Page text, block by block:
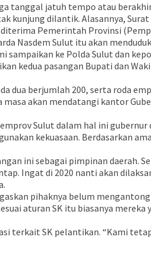
tanggal jatuh tempo atau
kunjung dilantik. Alasannya,
Pemerintah Provinsi
Nasdem Sulut itu akan
ke Polda Sulut dan
kedua pasangan Bupati dan
berjumlah 200, serta roda
akan mendatangi kantor
Sulut dalam hal ini
kekuasaan. Berdasarkan
ini sebagai pimpinan daerah.
Ingat di 2020 nanti akan
pihaknya belum
aturan SK itu biasanya
terkait SK pelantikan. “Kami